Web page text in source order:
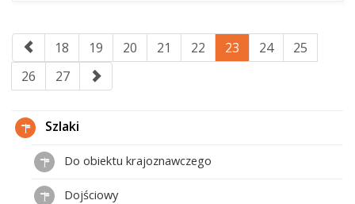
18 19 20 21 22 23 24
25
26
27
Szlaki
Do obiektu krajoznawczego
Dojściowy